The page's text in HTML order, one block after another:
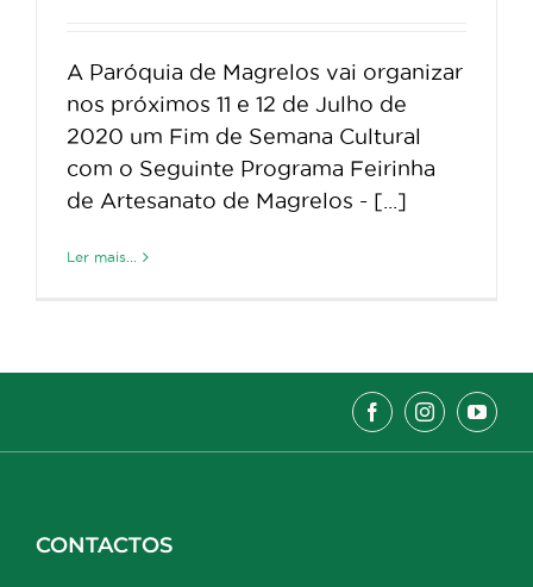
A Paróquia de Magrelos vai organizar
nos próximos 11 e 12 de Julho de
2020 um Fim de Semana Cultural
com o Seguinte Programa Feirinha
de Artesanato de Magrelos - [...]
Ler mais...
CONTACTOS